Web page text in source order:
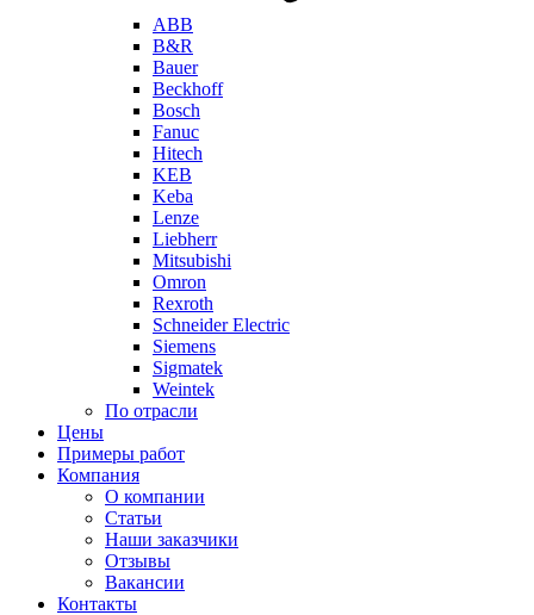
ABB
B&R
Bauer
Beckhoff
Bosch
Fanuc
Hitech
KEB
Keba
Lenze
Liebherr
Mitsubishi
Omron
Rexroth
Schneider Electric
Siemens
Sigmatek
Weintek
По отрасли
Цены
Примеры работ
Компания
О компании
Статьи
Наши заказчики
Отзывы
Вакансии
Контакты